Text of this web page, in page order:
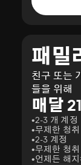
좋게 난장판
로 나타나죠.
감당하기 어
입니다. 이 상
『블랙아웃』
웃. 어둠이 다
릴 수 없습니
르겠습니다.
점 수수께끼
신비겠지요.
패밀
친구 또는
들을 위해
매달
2-3 개 계정
무제한 청취
2-3 계정
무제한 청취
언제든 해